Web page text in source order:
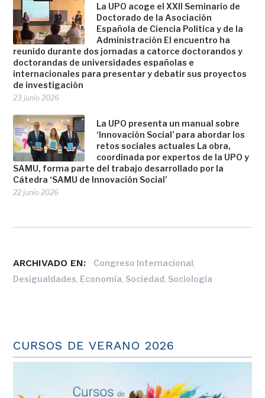
La UPO acoge el XXII Seminario de
Doctorado de la Asociación
Española de Ciencia Política y de la
Administración El encuentro ha
reunido durante dos jornadas a catorce doctorandos y
doctorandas de universidades españolas e
internacionales para presentar y debatir sus proyectos
de investigación
23 junio 2026
La UPO presenta un manual sobre
‘Innovación Social’ para abordar los
retos sociales actuales La obra,
coordinada por expertos de la UPO y
SAMU, forma parte del trabajo desarrollado por la
Cátedra ‘SAMU de Innovación Social’
22 junio 2026
ARCHIVADO EN: Congreso Internacional,
Desigualdades, Economía, Sociedad, Sociología
CURSOS DE VERANO 2026